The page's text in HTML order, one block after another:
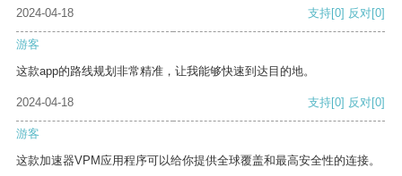
2024-04-18 支持[0] 反对[0]
游客
这款app的路线规划非常精准，让我能够快速到达目的地。
2024-04-18 支持[0] 反对[0]
游客
这款加速器VPM应用程序可以给你提供全球覆盖和最高安全性的连接。